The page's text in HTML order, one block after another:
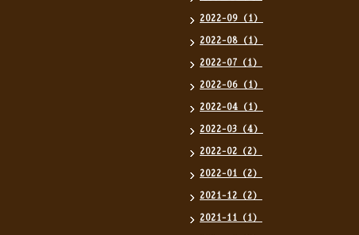
2022-09（1）
2022-08（1）
2022-07（1）
2022-06（1）
2022-04（1）
2022-03（4）
2022-02（2）
2022-01（2）
2021-12（2）
2021-11（1）